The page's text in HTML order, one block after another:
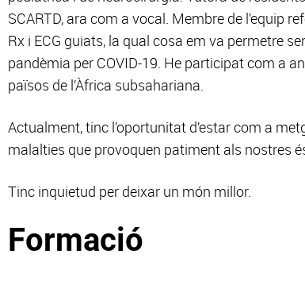
SCARTD, ara com a vocal. Membre de l’equip
Rx i ECG guiats, la qual cosa em va permetre
pandèmia per COVID-19. He participat com a
països de l’Àfrica subsahariana.
Actualment, tinc l’oportunitat d’estar com a
malalties que provoquen patiment als nostres
Tinc inquietud per deixar un món millor.
Formació